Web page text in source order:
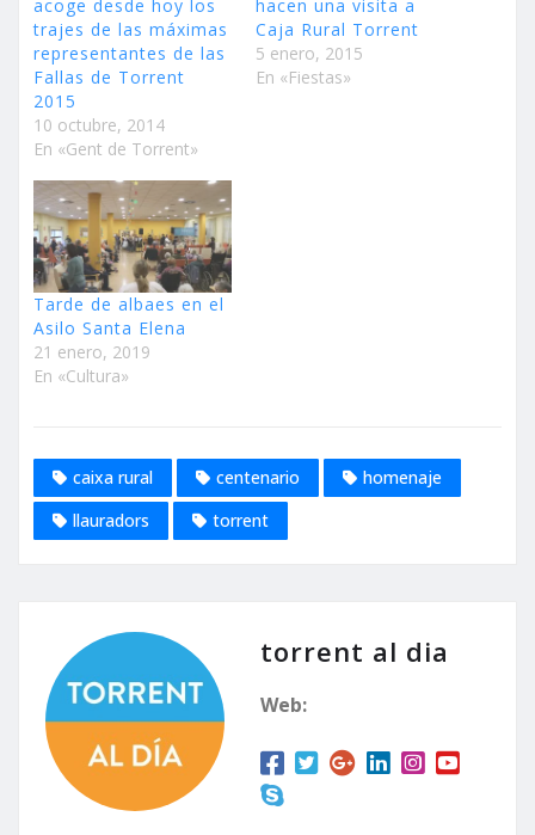
acoge desde hoy los
trajes de las máximas
representantes de las
Fallas de Torrent
2015
10 octubre, 2014
En «Gent de Torrent»
hacen una visita a
Caja Rural Torrent
5 enero, 2015
En «Fiestas»
Tarde de albaes en el
Asilo Santa Elena
21 enero, 2019
En «Cultura»
caixa rural centenario
homenaje
llauradors
torrent
torrent al dia
Web: